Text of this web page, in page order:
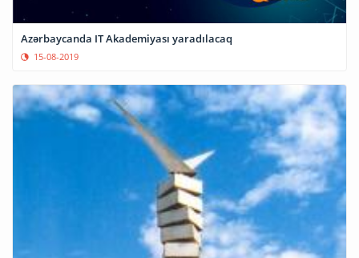
Azərbaycanda IT Akademiyası yaradılacaq
15-08-2019